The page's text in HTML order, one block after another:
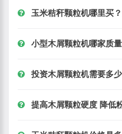
玉米秸秆颗粒机哪里买
小型木屑颗粒机哪家质
投资木屑颗粒机需要多
提高木屑颗粒硬度 降低